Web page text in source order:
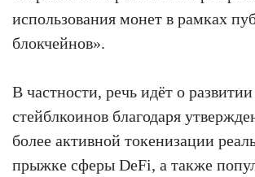
использования монет в рамках
блокчейнов».
В частности, речь идёт о
стейблкоинов благодаря
более активной токенизации
прыжке сферы DeFi, а также